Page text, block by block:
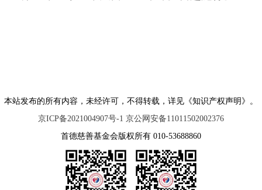
本站发布的所有内容，未经许可，不得转载，详见《知识产权声明》。
京ICP备2021004907号-1 京公网安备11011502002376
首德慈善基金会版权所有 010-53688860